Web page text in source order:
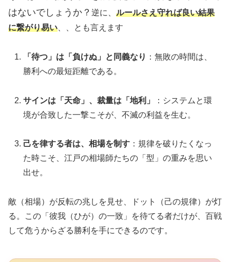
はないでしょうか？ 逆に、 ルールさえ守れば良い結果
に繋がり易い 、、とも言えます
「待つ」は「負けぬ」と同義なり ：無敗の時間は、
勝利への最短距離である。
サインは「天命」、裁量は「地利」
：システムと環
境が合致した一撃こそが、不滅の利益を生む。
己を律する者は、相場を制す ：規律を破りたくなっ
た時こそ、江戸の相場師たちの「型」の重みを思い
出せ。
敵（相場）が反転の兆しを見せ、ドット（己の規律）が灯
る。この「彼我（ひが）の一致」を待てる者だけが、百戦
して危うからざる勝利を手にできるのです。